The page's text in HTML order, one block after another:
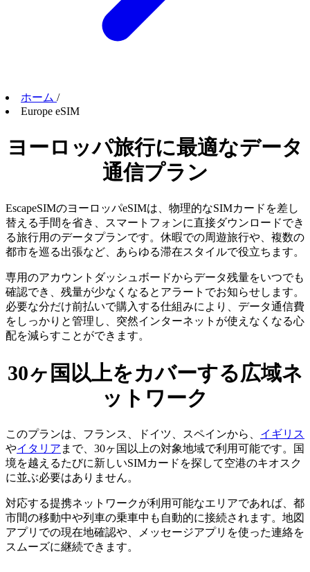
ホーム /
Europe eSIM
ヨーロッパ旅行に最適なデータ
通信プラン
EscapeSIMのヨーロッパeSIMは、物理的なSIMカードを差し
替える手間を省き、スマートフォンに直接ダウンロードでき
る旅行用のデータプランです。休暇での周遊旅行や、複数の
都市を巡る出張など、あらゆる滞在スタイルで役立ちます。
専用のアカウントダッシュボードからデータ残量をいつでも
確認でき、残量が少なくなるとアラートでお知らせします。
必要な分だけ前払いで購入する仕組みにより、データ通信費
をしっかりと管理し、突然インターネットが使えなくなる心
配を減らすことができます。
30ヶ国以上をカバーする広域ネ
ットワーク
このプランは、フランス、ドイツ、スペインから、 イギリス
やイタリア まで、30ヶ国以上の対象地域で利用可能です。国
境を越えるたびに新しいSIMカードを探して空港のキオスク
に並ぶ必要はありません。
対応する提携ネットワークが利用可能なエリアであれば、都
市間の移動中や列車の乗車中も自動的に接続されます。地図
アプリでの現在地確認や、メッセージアプリを使った連絡を
スムーズに継続できます。